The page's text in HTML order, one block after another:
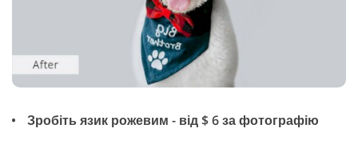
Зробіть язик рожевим - від $ 6 за фотографію